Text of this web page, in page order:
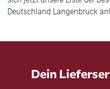
Deutschland Langenbruck an!
Dein